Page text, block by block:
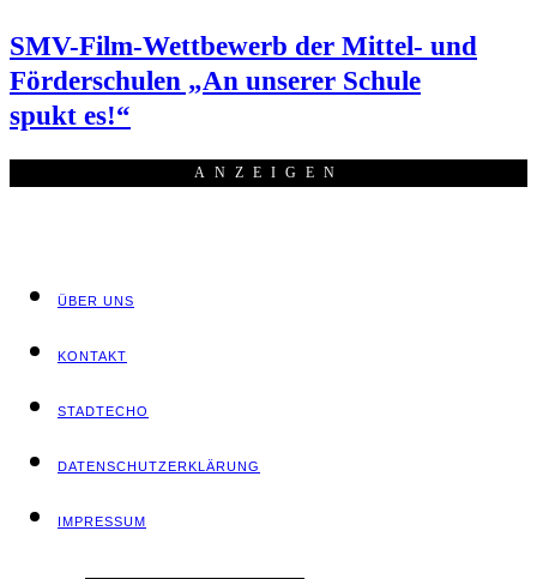
SMV-Film-Wett­be­werb der Mit­tel- und
För­der­schu­len „An unse­rer Schu­le
spukt es!“
ANZEI­GEN
ÜBER UNS
KON­TAKT
STADT­ECHO
DATEN­SCHUTZ­ER­KLÄ­RUNG
IMPRES­SUM